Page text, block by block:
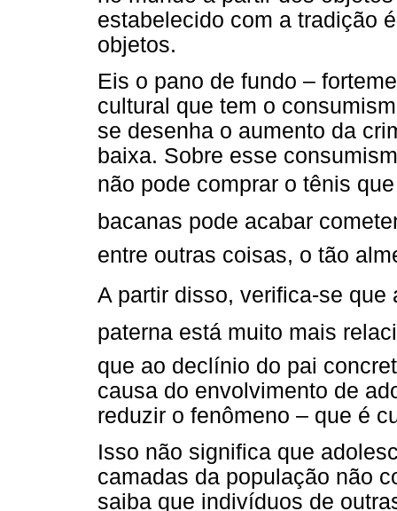
estabelecido com a tradição
objetos.
Eis o pano de fundo –
cultural que tem o
se desenha o aumento da
baixa. Sobre esse
não pode comprar o tênis
bacanas pode acabar
entre outras coisas, o tão
A partir disso, verifica-se que
paterna está muito mais
que ao declínio do pai
causa do envolvimento de
reduzir o fenômeno – que é
Isso não significa que
camadas da população não
saiba que indivíduos de